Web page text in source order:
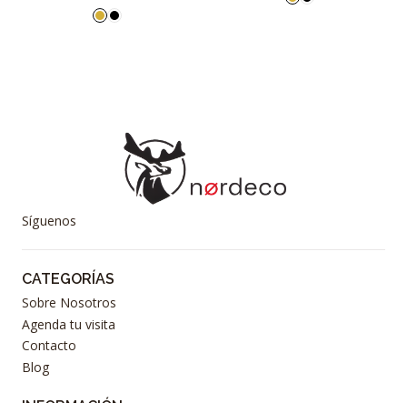
Síguenos
CATEGORÍAS
Sobre Nosotros
Agenda tu visita
Contacto
Blog